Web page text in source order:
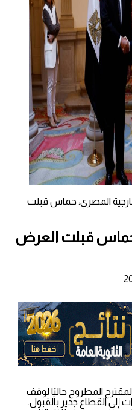
المصري: حماس قبلت
حماس قبلت العرض
المطروح حاليًا لوقف
إلى القطاع جدير بالقبول.